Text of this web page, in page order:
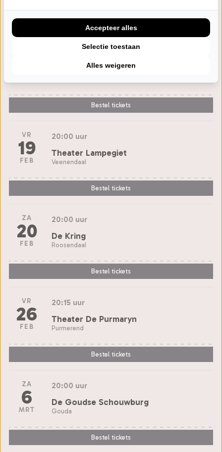
Theater 't Voorhuys
Bestel tickets
VR
19
FEB
20:00 uur
Theater Lampegiet
Veenendaal
Bestel tickets
ZA
20
FEB
20:00 uur
De Kring
Roosendaal
Bestel tickets
VR
26
FEB
20:15 uur
Theater De Purmaryn
Purmerend
Bestel tickets
ZA
6
MRT
20:00 uur
De Goudse Schouwburg
Gouda
Bestel tickets
Alles weigeren
Selectie toestaan
Accepteer alles